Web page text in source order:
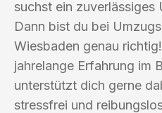
suchst ein zuverlässiges
Dann bist du bei
Wiesbaden genau
jahrelange Erfahrung im
unterstützt dich gerne
stressfrei und